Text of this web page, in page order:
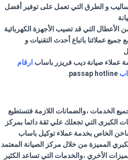
و الطرق التي تعمل على توفير أفضل
التي قد تصيب الأجهزة الكهربائية
عملائنا باتباع أحدث التقنيات و
عملاء صيانة ديب فريزر باساب ارقام
passap hotline.
الخدمات ،والضمانات اللازمة فتستطيع
الكبرى التي تجعلك علي ثقة دائما بمركز
الخاص بخدمة عملاء توكيل باساب
المميزة من خلال مركز الصيانة المعتمد
الأخري ،والخدمات التي تساعد الكثير